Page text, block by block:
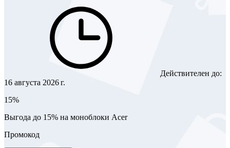
Действителен до:
16 августа 2026 г.
15%
Выгода до 15% на моноблоки Acer
Промокод